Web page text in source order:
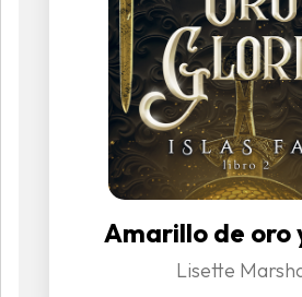
Amarillo de oro
Lisette